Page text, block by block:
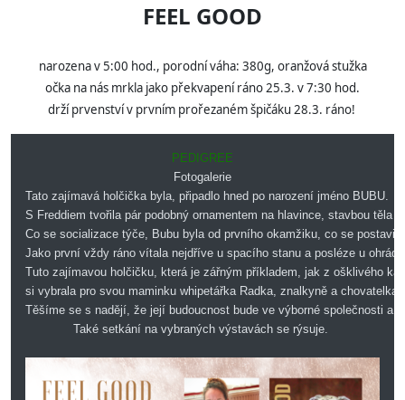
FEEL GOOD
narozena v 5:00 hod., porodní váha: 380g, oranžová stužka
očka na nás mrkla jako překvapení ráno 25.3. v 7:30 hod.
drží prvenství v prvním prořezaném špičáku 28.3. ráno!
PEDIGREE
Fotogalerie
Tato zajímavá holčička byla, připadlo hned po narození jméno BUBU.
S Freddiem tvořila pár podobný ornamentem na hlavince, stavbou těla
Co se socializace týče, Bubu byla od prvního okamžiku, co se
Jako první vždy ráno vítala nejdříve u spacího stanu a posléze u
Tuto zajímavou holčičku, která je zářným příkladem, jak z ošklivého
si vybrala pro svou maminku whipetářka Radka, znalkyně a chovatelka
Těšíme se s nadějí, že její budoucnost bude ve výborné společnosti a
Také setkání na vybraných výstavách se rýsuje.